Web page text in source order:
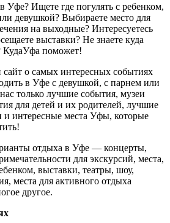
Уфе? Ищете где погулять с ребенком,
девушкой? Выбираете место для
на выходные? Интересуетесь
выставки? Не знаете куда
КудаУфа поможет!
о самых интересных событиях
в Уфе с девушкой, с парнем или
только лучшие события, музеи
для детей и их родителей, лучшие
и интересные места Уфы, которые
отдыха в Уфе — концерты,
для экскурсий, места,
выставки, театры, шоу,
места для активного отдыха
другое.